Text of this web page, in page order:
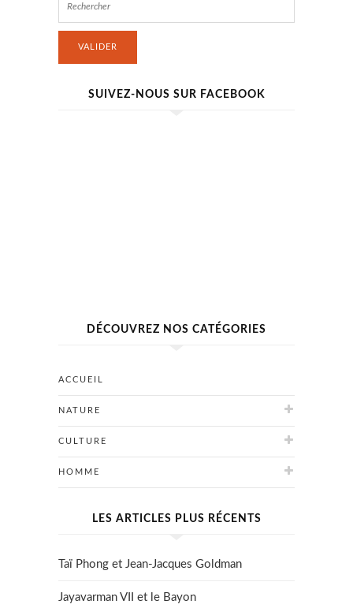
VALIDER
SUIVEZ-NOUS SUR FACEBOOK
DÉCOUVREZ NOS CATÉGORIES
ACCUEIL
NATURE
CULTURE
HOMME
LES ARTICLES PLUS RÉCENTS
Taï Phong et Jean-Jacques Goldman
Jayavarman VII et le Bayon